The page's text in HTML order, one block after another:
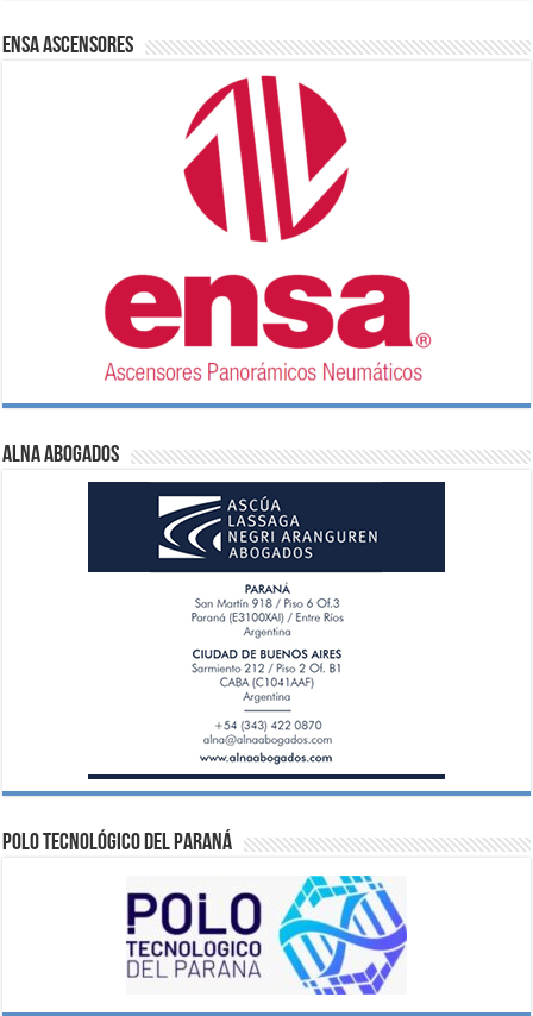
ENSA Ascensores
ALNA Abogados
Polo Tecnológico del Paraná